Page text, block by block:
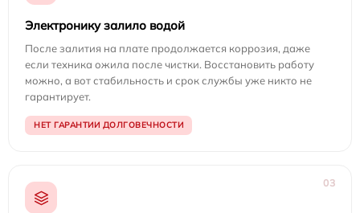
Электронику залило водой
После залития на плате продолжается коррозия, даже
если техника ожила после чистки. Восстановить работу
можно, а вот стабильность и срок службы уже никто не
гарантирует.
НЕТ ГАРАНТИИ ДОЛГОВЕЧНОСТИ
03